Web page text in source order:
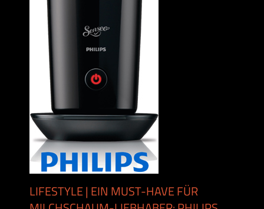
LIFESTYLE | EIN MUST-HAVE FÜR